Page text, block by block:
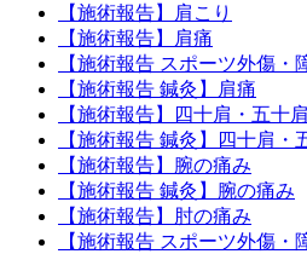
【施術報告】肩こり
【施術報告】肩痛
【施術報告 スポーツ外傷・
【施術報告 鍼灸】肩痛
【施術報告】四十肩・五十肩
【施術報告 鍼灸】四十肩・
【施術報告】腕の痛み
【施術報告 鍼灸】腕の痛み
【施術報告】肘の痛み
【施術報告 スポーツ外傷・